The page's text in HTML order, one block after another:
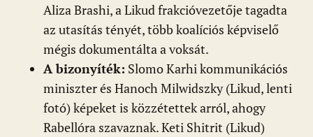
Aliza Brashi, a Likud frakcióvezetője tagadta
az utasítás tényét, több koalíciós képviselő
mégis dokumentálta a voksát.
A bizonyíték: Slomo Karhi kommunikációs
miniszter és Hanoch Milwidszky (Likud, lenti
fotó) képeket is közzétettek arról, ahogy
Rabellóra szavaznak. Keti Shitrit (Likud)